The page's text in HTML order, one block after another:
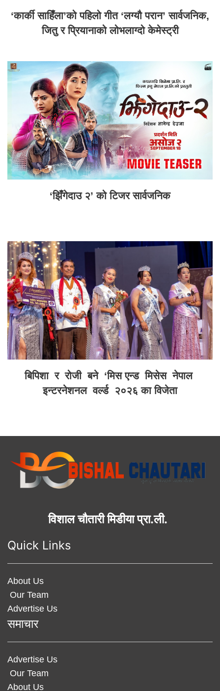
‘कार्की साहिँला’को पहिलो गीत ‘लग्यौ परान’ सार्वजनिक,
जितु र प्रियानाको लोभलाग्दो केमेस्ट्री
‘झिँगेदाउ २’ को टिजर सार्वजनिक
बिपिशा र रोजी बने ‘मिस एन्ड मिसेस नेपाल
इन्टरनेशनल वर्ल्ड २०२६ का विजेता
विशाल चौतारी मिडीया प्रा.ली.
Quick Links
About Us
Our Team
Advertise Us
समाचार
Advertise Us
Our Team
About Us